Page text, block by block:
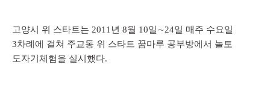
고양시 위 스타트는 2011년 8월 10일∼24일 매주 수요일
3차례에 걸쳐 주교동 위 스타트 꿈마루 공부방에서 놀토
도자기체험을 실시했다.